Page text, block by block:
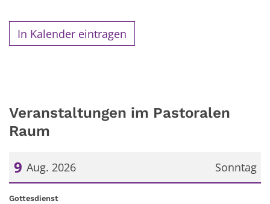
In Kalender eintragen
Veranstaltungen im Pastoralen
Raum
Sonntag
9 Aug. 2026
Datum: 9. August 2026
Gottesdienst: